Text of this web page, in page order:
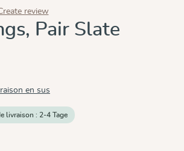
5 étoiles
review
Pair Slate
en sus
livraison : 2-4 Tage